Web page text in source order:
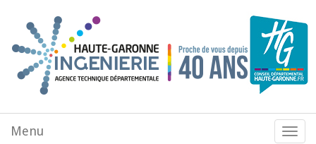
Menu
Menu